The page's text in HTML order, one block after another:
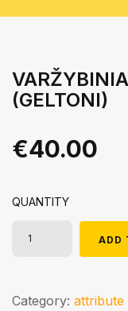
(GELTONI)
€40.00
QUANTITY
ADD
Category: attribute